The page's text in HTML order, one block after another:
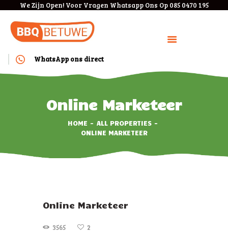
We Zijn Open! Voor Vragen Whatsapp Ons Op 085 0470 195
WhatsApp ons direct
Online Marketeer
HOME
ALL PROPERTIES
ONLINE MARKETEER
BOEKEN
BEDRIJVEN
MENU
ANNULEREN/VERPLAAT
VRAGEN
Online Marketeer
3565 2